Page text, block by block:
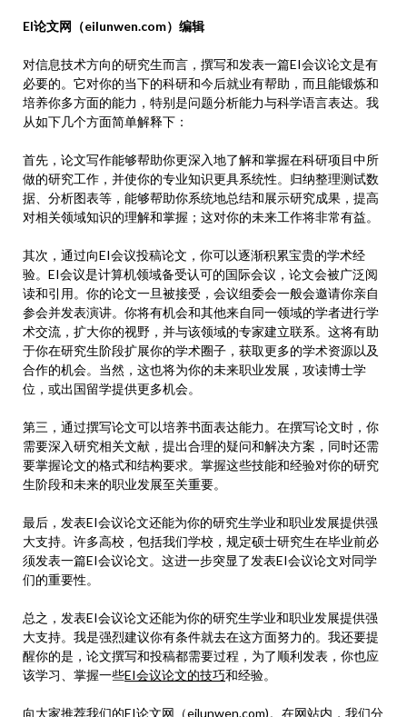
EI论文网（eilunwen.com）编辑
对信息技术方向的研究生而言，撰写和发表一篇EI会议论文是有
必要的。它对你的当下的科研和今后就业有帮助，而且能锻炼和
培养你多方面的能力，特别是问题分析能力与科学语言表达。我
从如下几个方面简单解释下：
首先，论文写作能够帮助你更深入地了解和掌握在科研项目中所
做的研究工作，并使你的专业知识更具系统性。归纳整理测试数
据、分析图表等，能够帮助你系统地总结和展示研究成果，提高
对相关领域知识的理解和掌握；这对你的未来工作将非常有益。
其次，通过向EI会议投稿论文，你可以逐渐积累宝贵的学术经
验。EI会议是计算机领域备受认可的国际会议，论文会被广泛阅
读和引用。你的论文一旦被接受，会议组委会一般会邀请你亲自
参会并发表演讲。你将有机会和其他来自同一领域的学者进行学
术交流，扩大你的视野，并与该领域的专家建立联系。这将有助
于你在研究生阶段扩展你的学术圈子，获取更多的学术资源以及
合作的机会。当然，这也将为你的未来职业发展，攻读博士学
位，或出国留学提供更多机会。
第三，通过撰写论文可以培养书面表达能力。在撰写论文时，你
需要深入研究相关文献，提出合理的疑问和解决方案，同时还需
要掌握论文的格式和结构要求。掌握这些技能和经验对你的研究
生阶段和未来的职业发展至关重要。
最后，发表EI会议论文还能为你的研究生学业和职业发展提供强
大支持。许多高校，包括我们学校，规定硕士研究生在毕业前必
须发表一篇EI会议论文。这进一步突显了发表EI会议论文对同学
们的重要性。
总之，发表EI会议论文还能为你的研究生学业和职业发展提供强
大支持。我是强烈建议你有条件就去在这方面努力的。我还要提
醒你的是，论文撰写和投稿都需要过程，为了顺利发表，你也应
该学习、掌握一些EI会议论文的技巧和经验。
向大家推荐我们的EI论文网（eilunwen.com)。在网站内，我们分